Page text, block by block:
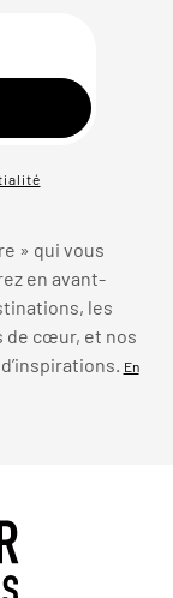
» qui vous
en avant-
les
de cœur, et nos
En